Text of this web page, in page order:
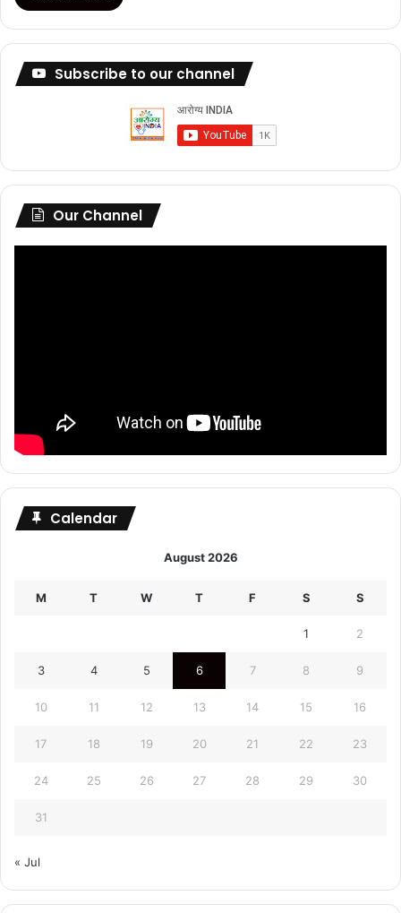
Subscribe to our channel
Our Channel
Calendar
August 2026
M T W T F S S
1 2
3 4 5 6 7 8 9
10 11 12 13 14 15 16
17 18 19 20 21 22 23
24 25 26 27 28 29 30
31
« Jul